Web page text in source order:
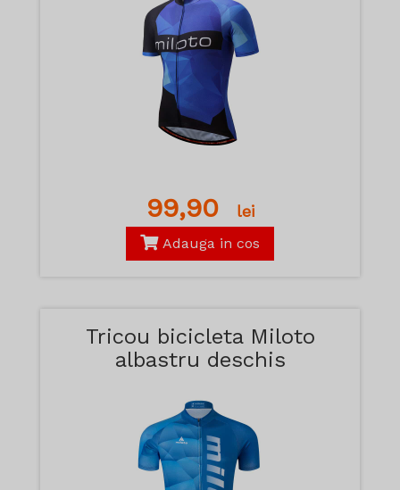
99,90 lei
Adauga in cos
Tricou bicicleta Miloto
albastru deschis